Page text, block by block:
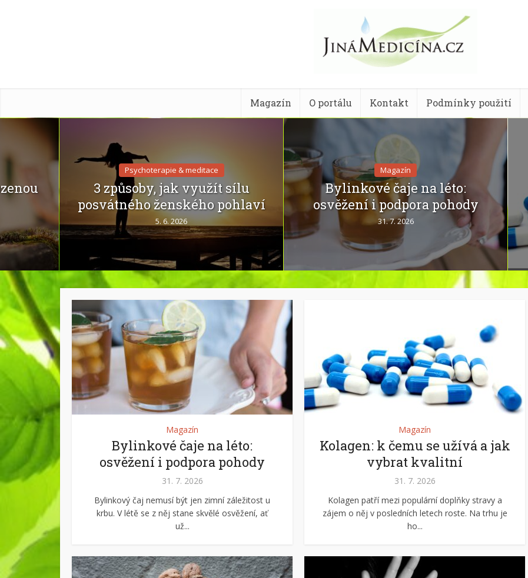
Magazín O portálu Kontakt Podmínky použití
Psychoterapie & meditace
3 způsoby, jak využít sílu
posvátného ženského pohlaví
5. 6. 2026
Magazín
Bylinkové čaje na léto:
osvěžení i podpora pohody
31. 7. 2026
Magazín
Bylinkové čaje na léto:
osvěžení i podpora pohody
31. 7. 2026
Bylinkový čaj nemusí být jen zimní záležitost u
krbu. V létě se z něj stane skvělé osvěžení, ať
už...
Magazín
Kolagen: k čemu se užívá a jak
vybrat kvalitní
31. 7. 2026
Kolagen patří mezi populární doplňky stravy a
zájem o něj v posledních letech roste. Na trhu je
ho...